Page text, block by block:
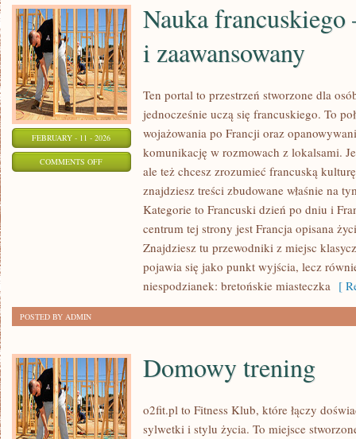
FEBRUARY - 11 - 2026
COMMENTS OFFON
FRANCUSKIEGO
Nauka
i zaawansowany
Ten portal to przestrzeń stworzone dla
jednocześnie uczą się francuskiego. To
wojażowania po Francji oraz
komunikację w rozmowach z lokalsami.
ale też chcesz zrozumieć francuską
znajdziesz treści zbudowane właśnie na
Kategorie to Francuski dzień po dniu i
centrum tej strony jest Francja opisana
Znajdziesz tu przewodniki z miejsc
pojawia się jako punkt wyjścia, lecz
niespodzianek: bretońskie miasteczka [
POSTED BY ADMIN
Domowy trening
o2fit.pl to Fitness Klub, które łączy
sylwetki i stylu życia. To miejsce